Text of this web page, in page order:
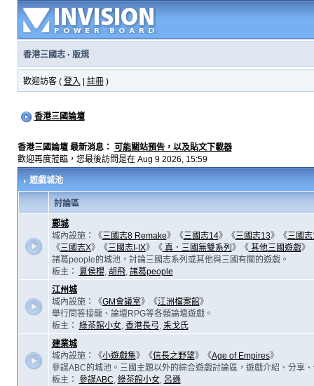
香港三國志· 版規
歡迎訪客 ( 登入 註冊)
香港三國論壇
香港三國論壇 最新消息： 可能關站預告，以及貼文下載器
歡迎再度蒞臨，您最後訪問是在 Aug 9 2026, 15:59
遊戲城池
討論區
鄴城
城內設施：《三國志8 Remake》《三國志14》《三國志13》《三國
《三國志X》《三國志I-IX》《真．三國無雙系列 》《其他三國遊戲》
諸葛people的城池，討論三國志系列或其他與三國有關的遊戲。
板主：
夏侯櫻, 胡飛, 諸葛people
江州城
城內設施：《GM會議室》《江洲檔案館》
舉行問答接龍、論壇RPG等各類論壇遊戲。
板主： 綠茶館小女, 香港長弓, 耒戈氏
建業城
城內設施：《小遊戲集》《信長之野望》《Age of Empires》
參謀ABC的城池。三國主題以外的綜合遊戲討論區，遊戲介紹、分享
板主： 參謀ABC, 綠茶館小女, 呂遜